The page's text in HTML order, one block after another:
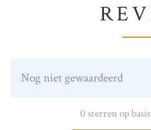
Nog niet gewaardeerd
0 sterren op